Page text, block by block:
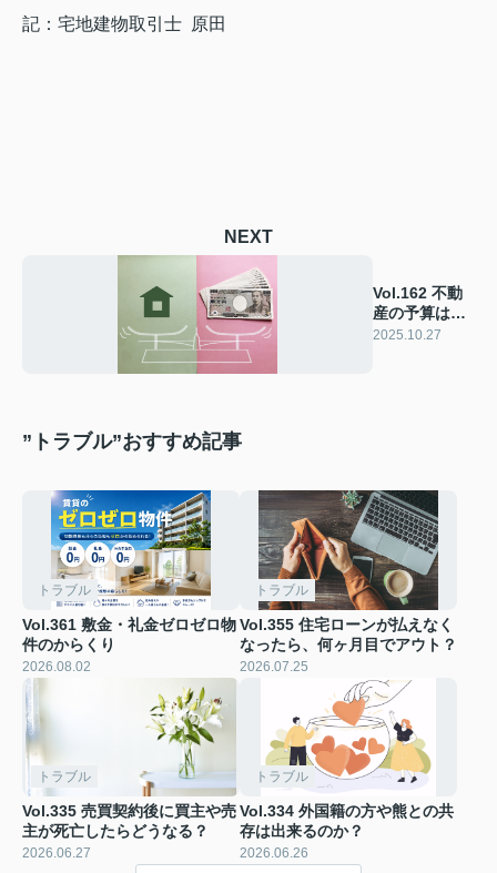
記：宅地建物取引士 原田
NEXT
Vol.162 不動
産の予算は、
どう決めたら
2025.10.27
”トラブル”おすすめ記事
トラブル
Vol.361 敷金・礼金ゼロゼロ物
件のからくり
2026.08.02
トラブル
Vol.355 住宅ローンが払えなく
なったら、何ヶ月目でアウト？
2026.07.25
トラブル
Vol.335 売買契約後に買主や売
主が死亡したらどうなる？
2026.06.27
トラブル
Vol.334 外国籍の方や熊との共
存は出来るのか？
2026.06.26